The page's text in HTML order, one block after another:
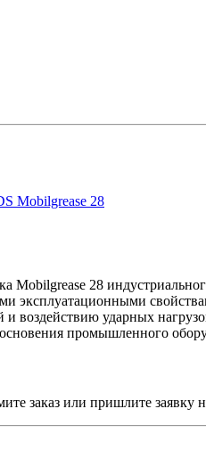
Mobilgrease 28
Mobilgrease 28
эксплуатационными
воздействию ударных
промышленного
заказ или пришлите заявку